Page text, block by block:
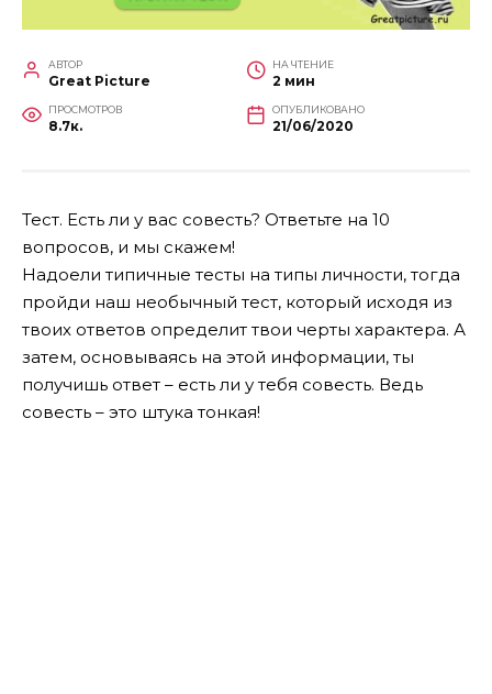
АВТОР
Great Picture
НА ЧТЕНИЕ
2 мин
ПРОСМОТРОВ
8.7к.
ОПУБЛИКОВАНО
21/06/2020
Тест. Есть ли у вас совесть? Ответьте на 10
вопросов, и мы скажем!
Надоели типичные тесты на типы личности, тогда
пройди наш необычный тест, который исходя из
твоих ответов определит твои черты характера. А
затем, основываясь на этой информации, ты
получишь ответ – есть ли у тебя совесть. Ведь
совесть – это штука тонкая!